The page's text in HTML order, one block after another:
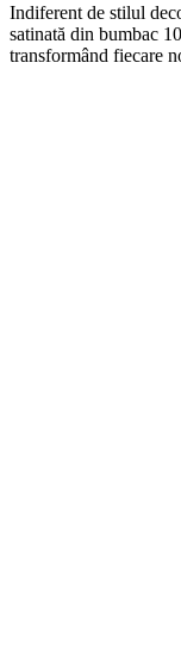
Indiferent de stilul
satinată din bumbac
transformând fiecare